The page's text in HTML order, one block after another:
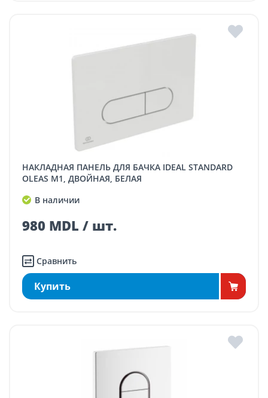
НАКЛАДНАЯ ПАНЕЛЬ ДЛЯ БАЧКА IDEAL STANDARD
OLEAS M1, ДВОЙНАЯ, БЕЛАЯ
В наличии
980 MDL / шт.
Сравнить
Купить